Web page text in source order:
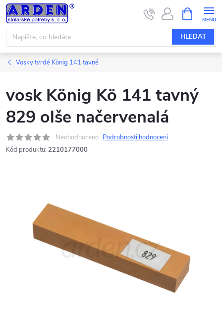
Přejít
na
obsah
HLEDAT
NÁKUPNÍ
KOŠÍK
Vosky tvrdé König 141 tavné
vosk König Kö 141 tavný
829 olše načervenalá
Neohodnoceno Podrobnosti hodnocení
Kód produktu: 2210177000